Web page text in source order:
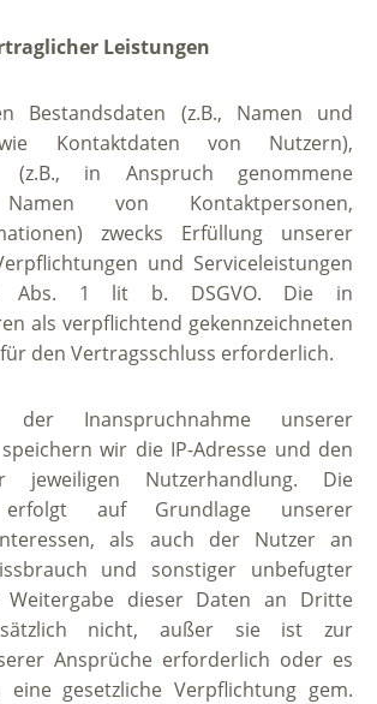
Leistungen
Bestandsdaten (z.B., Namen und
Kontaktdaten von Nutzern),
(z.B., in Anspruch genommene
von Kontaktpersonen,
zwecks Erfüllung unserer
und Serviceleistungen
Abs. 1 lit b. DSGVO. Die in
als verpflichtend gekennzeichneten
den Vertragsschluss erforderlich.
Inanspruchnahme unserer
wir die IP-Adresse und den
jeweiligen Nutzerhandlung. Die
erfolgt auf Grundlage unserer
als auch der Nutzer an
und sonstiger unbefugter
Weitergabe dieser Daten an Dritte
nicht, außer sie ist zur
Ansprüche erforderlich oder es
gesetzliche Verpflichtung gem.